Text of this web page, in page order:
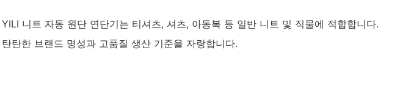
YILI 니트 자동 원단 연단기는 티셔츠, 셔츠, 아동복 등 일반 니트 및 직물에 적합합니다.
탄탄한 브랜드 명성과 고품질 생산 기준을 자랑합니다.